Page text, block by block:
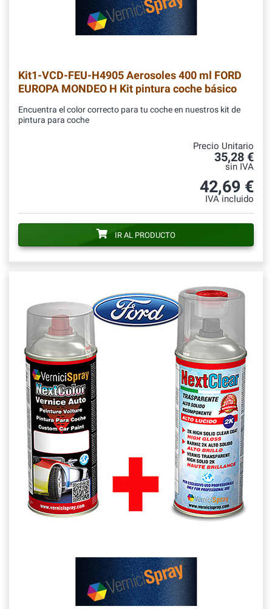
Kit1-VCD-FEU-H4905Aerosoles 400 ml FORD
EUROPA MONDEO H Kit pintura coche básico
Encuentra el color correcto para tu coche en nuestros kit de
pintura para coche
Precio Unitario
35,28 €
sin IVA
42,69 €
IVA incluido
IR AL PRODUCTO